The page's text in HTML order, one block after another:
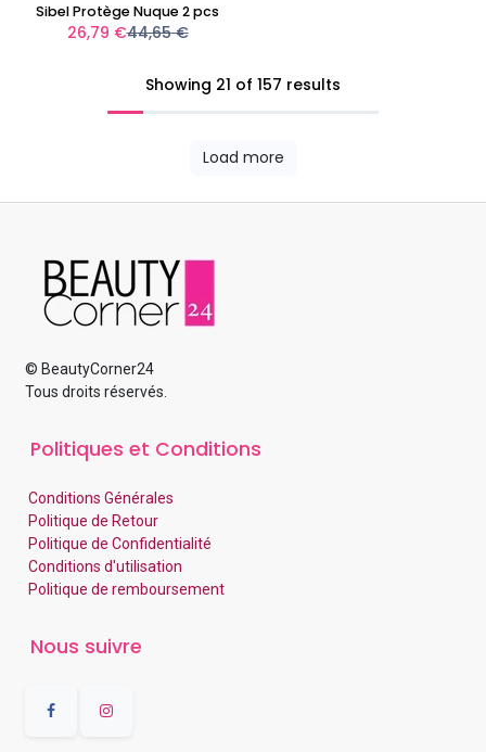
Sibel Protège Nuque 2 pcs
26,79 €44,65€
Showing 21 of 157 results
Load more
© BeautyCorner24
Tous droits réservés.
Politiques et Conditions
Conditions Générales
Politique de Retour
Politique de Confidentialité
Conditions d'utilisation
Politique de remboursement
Nous suivre